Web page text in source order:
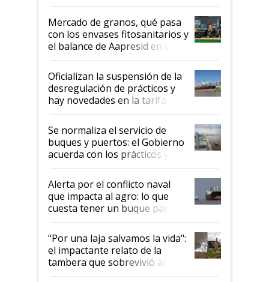
Mercado de granos, qué pasa
con los envases fitosanitarios y
el balance de Aapresid en La
Posta
Oficializan la suspensión de la
desregulación de prácticos y
hay novedades en la tarifa de
la hidrovía
Se normaliza el servicio de
buques y puertos: el Gobierno
acuerda con los prácticos y
suspende el decreto de
desregulación
Alerta por el conflicto naval
que impacta al agro: lo que
cuesta tener un buque parado
y el peligro de que Argentina
pase a ser "país sucio"
"Por una laja salvamos la vida":
el impactante relato de la
tambera que sobrevivió al
tornado